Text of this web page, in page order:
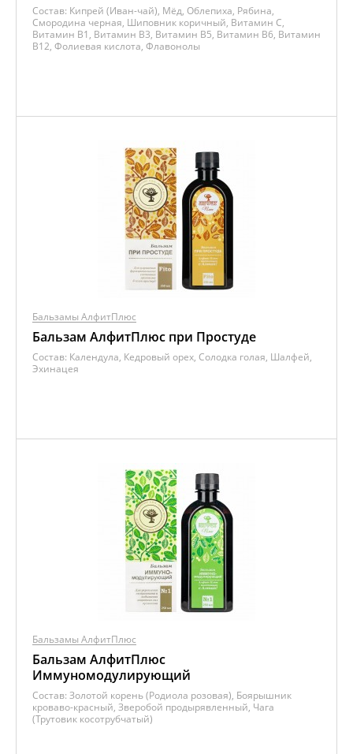
Состав: Кипрей (Иван-чай), Мёд, Облепиха, Рябина,
Смородина черная, Шиповник коричный, Витамин C,
Витамин B1, Витамин B3, Витамин B5, Витамин B6, Витамин
B12, Фолиевая кислота, Флавонолы
Бальзамы АлфитПлюс
Бальзам АлфитПлюс при Простуде
Состав: Календула, Кедровый орех, Солодка голая, Шалфей,
Эхинацея
Бальзамы АлфитПлюс
Бальзам АлфитПлюс
Иммуномодулирующий
Состав: Золотой корень (Родиола розовая), Боярышник
кроваво-красный, Зверобой продырявленный, Чага
(Трутовик косотрубчатый)